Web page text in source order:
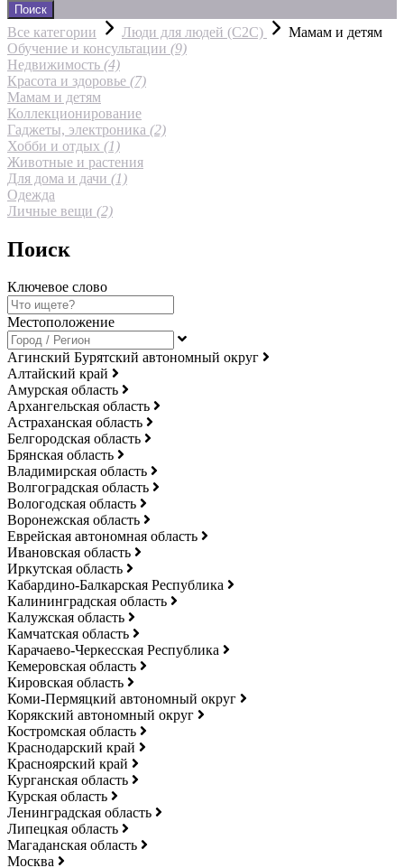
Поиск
Все категории Люди для людей (С2С)
Мамам и детям
Обучение и консультации (9)
Недвижимость (4)
Красота и здоровье (7)
Мамам и детям
Коллекционирование
Гаджеты, электроника (2)
Хобби и отдых (1)
Животные и растения
Для дома и дачи (1)
Одежда
Личные вещи (2)
Поиск
Ключевое слово
Местоположение
Агинский Бурятский автономный округ
Алтайский край
Амурская область
Архангельская область
Астраханская область
Белгородская область
Брянская область
Владимирская область
Волгоградская область
Вологодская область
Воронежская область
Еврейская автономная область
Ивановская область
Иркутская область
Кабардино-Балкарская Республика
Калининградская область
Калужская область
Камчатская область
Карачаево-Черкесская Республика
Кемеровская область
Кировская область
Коми-Пермяцкий автономный округ
Корякский автономный округ
Костромская область
Краснодарский край
Красноярский край
Курганская область
Курская область
Ленинградская область
Липецкая область
Магаданская область
Москва